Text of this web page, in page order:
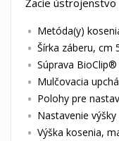
Žacie ústrojenstvo
Metóda(y)
Šírka záberu, cm
Súprava
Mulčovacia
Polohy pre
Nastavenie
Výška kosenia,